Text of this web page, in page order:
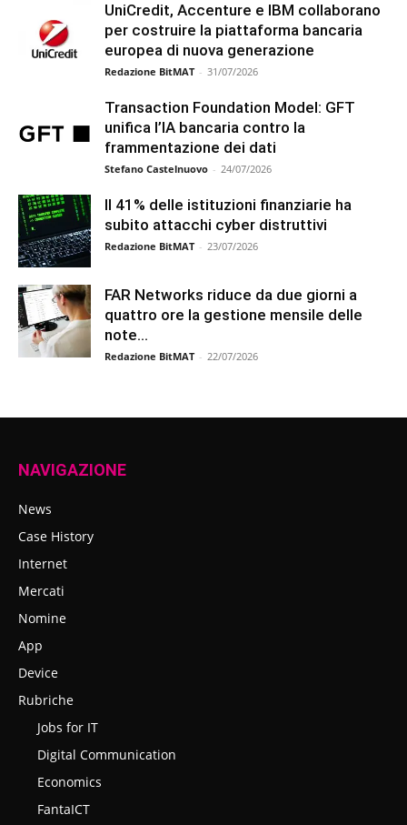
UniCredit, Accenture e IBM collaborano
per costruire la piattaforma bancaria
europea di nuova generazione
Redazione BitMAT - 31/07/2026
Transaction Foundation Model: GFT
unifica l’IA bancaria contro la
frammentazione dei dati
Stefano Castelnuovo - 24/07/2026
Il 41% delle istituzioni finanziarie ha
subito attacchi cyber distruttivi
Redazione BitMAT - 23/07/2026
FAR Networks riduce da due giorni a
quattro ore la gestione mensile delle
note...
Redazione BitMAT - 22/07/2026
NAVIGAZIONE
News
Case History
Internet
Mercati
Nomine
App
Device
Rubriche
Jobs for IT
Digital Communication
Economics
FantaICT